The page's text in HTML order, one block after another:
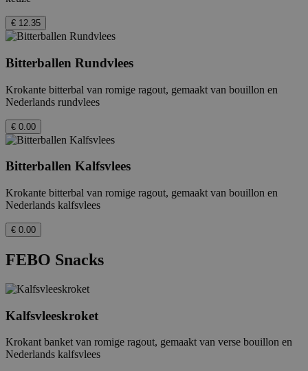
€ 12.35
Bitterballen Rundvlees
Krokante bitterbal van romige ragout, gemaakt van bouillon en
Nederlands rundvlees
€ 0.00
Bitterballen Kalfsvlees
Krokante bitterbal van romige ragout, gemaakt van bouillon en
Nederlands kalfsvlees
€ 0.00
FEBO Snacks
Kalfsvleeskroket
Krokant banket van romige ragout, gemaakt van verse bouillon en
Nederlands kalfsvlees